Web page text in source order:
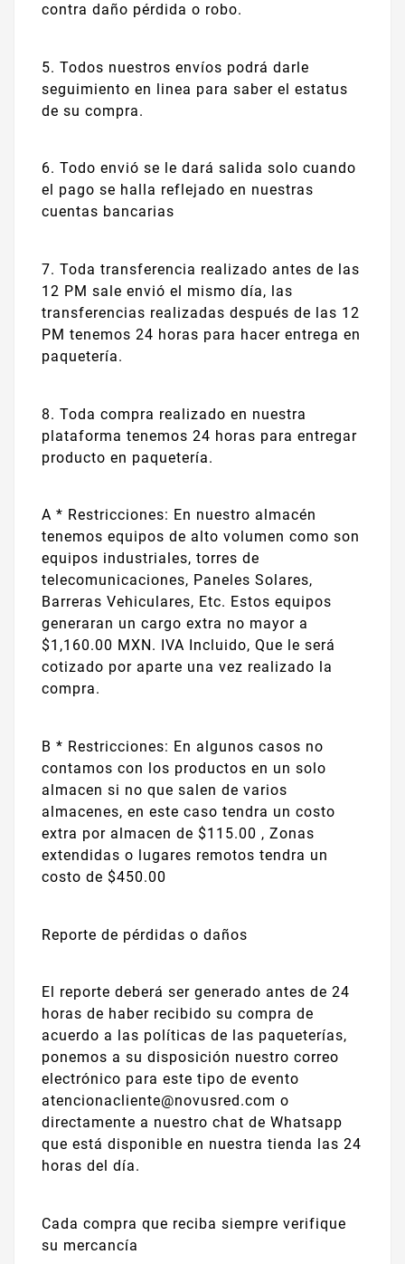
contra daño pérdida o robo.
5. Todos nuestros envíos podrá darle
seguimiento en linea para saber el estatus
de su compra.
6. Todo envió se le dará salida solo cuando
el pago se halla reflejado en nuestras
cuentas bancarias
7. Toda transferencia realizado antes de las
12 PM sale envió el mismo día, las
transferencias realizadas después de las 12
PM tenemos 24 horas para hacer entrega en
paquetería.
8. Toda compra realizado en nuestra
plataforma tenemos 24 horas para entregar
producto en paquetería.
A * Restricciones: En nuestro almacén
tenemos equipos de alto volumen como son
equipos industriales, torres de
telecomunicaciones, Paneles Solares,
Barreras Vehiculares, Etc. Estos equipos
generaran un cargo extra no mayor a
$1,160.00 MXN. IVA Incluido, Que le será
cotizado por aparte una vez realizado la
compra.
B * Restricciones: En algunos casos no
contamos con los productos en un solo
almacen si no que salen de varios
almacenes, en este caso tendra un costo
extra por almacen de $115.00 , Zonas
extendidas o lugares remotos tendra un
costo de $450.00
Reporte de pérdidas o daños
El reporte deberá ser generado antes de 24
horas de haber recibido su compra de
acuerdo a las políticas de las paqueterías,
ponemos a su disposición nuestro correo
electrónico para este tipo de evento
atencionacliente@novusred.com o
directamente a nuestro chat de Whatsapp
que está disponible en nuestra tienda las 24
horas del día.
Cada compra que reciba siempre verifique
su mercancía